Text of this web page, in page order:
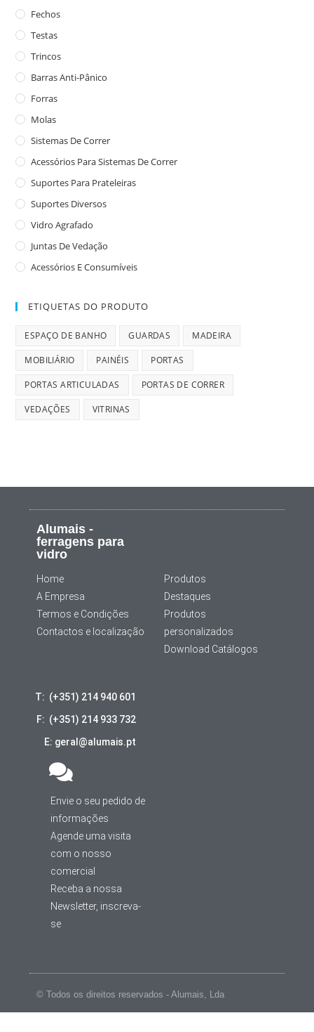
Fechos
Testas
Trincos
Barras Anti-Pânico
Forras
Molas
Sistemas De Correr
Acessórios Para Sistemas De Correr
Suportes Para Prateleiras
Suportes Diversos
Vidro Agrafado
Juntas De Vedação
Acessórios E Consumíveis
ETIQUETAS DO PRODUTO
ESPAÇO DE BANHO GUARDAS MADEIRA
MOBILIÁRIO PAINÉIS PORTAS
PORTAS ARTICULADAS PORTAS DE CORRER
VEDAÇÕES VITRINAS
Alumais -
ferragens para
vidro
Home
A Empresa
Termos e Condições
Contactos e localização
Produtos
Destaques
Produtos
personalizados
Download Catálogos
T: (+351) 214 940 601
F: (+351) 214 933 732
E: geral@alumais.pt
Envie o seu pedido de
informações
Agende uma visita
com o nosso
comercial
Receba a nossa
Newsletter, inscreva-
se
© Todos os direitos reservados - Alumais, Lda